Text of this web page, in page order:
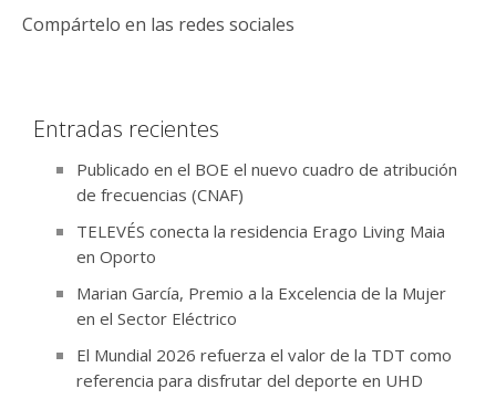
Compártelo en las redes sociales
Entradas recientes
Publicado en el BOE el nuevo cuadro de atribución
de frecuencias (CNAF)
TELEVÉS conecta la residencia Erago Living Maia
en Oporto
Marian García, Premio a la Excelencia de la Mujer
en el Sector Eléctrico
El Mundial 2026 refuerza el valor de la TDT como
referencia para disfrutar del deporte en UHD